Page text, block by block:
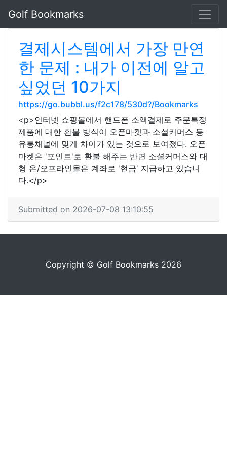
Golf Bookmarks
결제시스템에서 가장 만연
한 문제 : 내가 이전에 알고
싶었던 10가지
https://go.bubbl.us/f2c178/530d?/Bookmarks
<p>인터넷 쇼핑몰에서 핸드폰 소액결제로 주문특정
제품에 대한 환불 방식이 오픈마켓과 소셜커머스 등
유통채널에 맞게 차이가 있는 것으로 보여졌다. 오픈
마켓은 '포인트'로 환불 해주는 반면 소셜커머스와 대
형 온/오프라인몰은 계좌로 '현금' 지급하고 있습니
다.</p>
Submitted on 2026-07-08 13:10:55
Copyright © Golf Bookmarks 2026